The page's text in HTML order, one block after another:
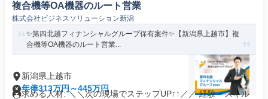
複合機等OA機器のルート営業
株式会社ビジネスソリューション新潟
✨️第四北越フィナンシャルグループ保有案件✨️【新潟県上越市】複
合機等OA機器のルート営業...
新潟県上越市
年俸313万円～445万円
求める人材: ＼＼次の現場でステップUP↑↑／／ 経験・スキル